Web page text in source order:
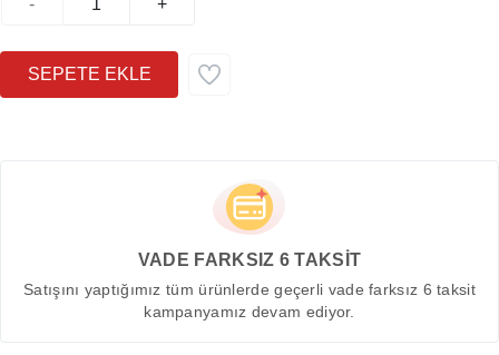
- +
VADE FARKSIZ 6 TAKSİT
Satışını yaptığımız tüm ürünlerde geçerli vade farksız 6 taksit
kampanyamız devam ediyor.